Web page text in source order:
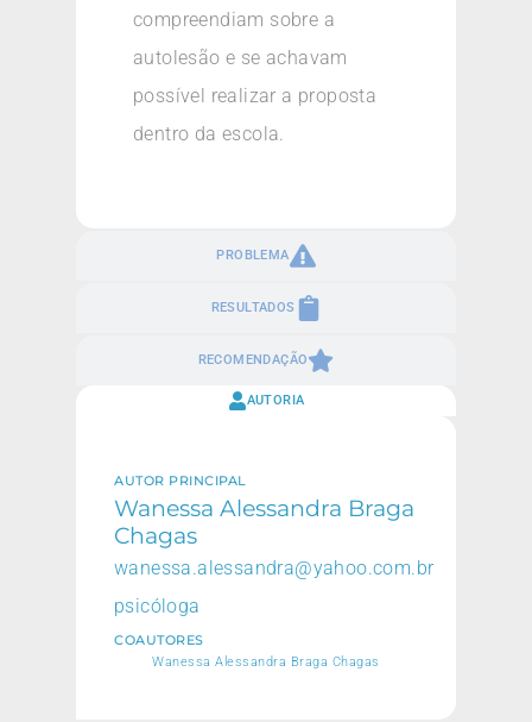
PROBLEMA
RESULTADOS
RECOMENDAÇÃO
compreendiam sobre a
autolesão e se achavam
possível realizar a proposta
dentro da escola.
AUTORIA
AUTOR PRINCIPAL
Wanessa Alessandra Braga
Chagas
wanessa.alessandra@yahoo.com.br
psicóloga
COAUTORES
Wanessa Alessandra Braga Chagas